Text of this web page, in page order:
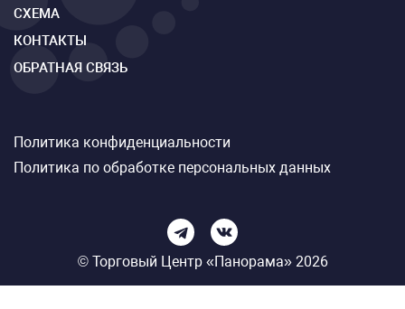
СХЕМА
КОНТАКТЫ
ОБРАТНАЯ СВЯЗЬ
Политика конфиденциальности
Политика по обработке персональных данных
© Торговый Центр «Панорама» 2026